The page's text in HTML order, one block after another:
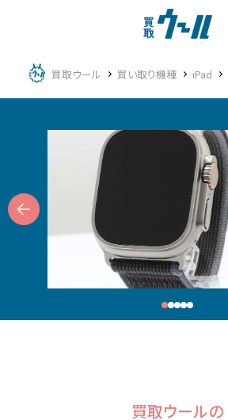
買取ウール 買い取り機種 iPad
買取ウールの